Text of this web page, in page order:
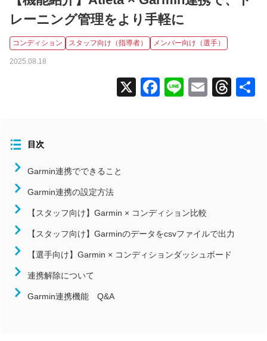
スタッフ向け（指導者）
よくあるお問い合わせ
近畿
中国
四国
九州/沖縄
競技
陸上競技
レーニング管理をより手軽に
コンディション スタッフ向け（指導者） メンバー向け（選手）
2025.08.18
X Facebook
LineEmail
目次
Garmin連携でできること
Garmin連携の設定方法
【スタッフ向け】Garmin × コンディション比較
【スタッフ向け】Garminのデータをcsvファイルで出力
【選手向け】Garmin × コンディションダッシュボード
連携解除について
Garmin連携機能 Q&A